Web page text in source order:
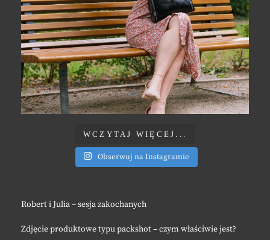
WCZYTAJ WIĘCEJ...
Obserwuj na Instagramie
Robert i Julia – sesja zakochanych
Zdjęcie produktowe typu packshot – czym właściwie jest?